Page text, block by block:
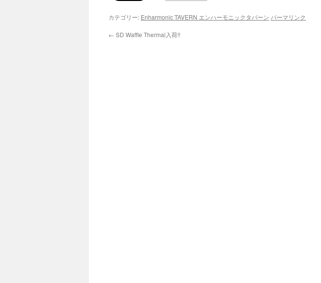
カテゴリー: Enharmonic TAVERN エンハーモニックタバーン パーマリンク
← SD Waffle Thermal入荷!!